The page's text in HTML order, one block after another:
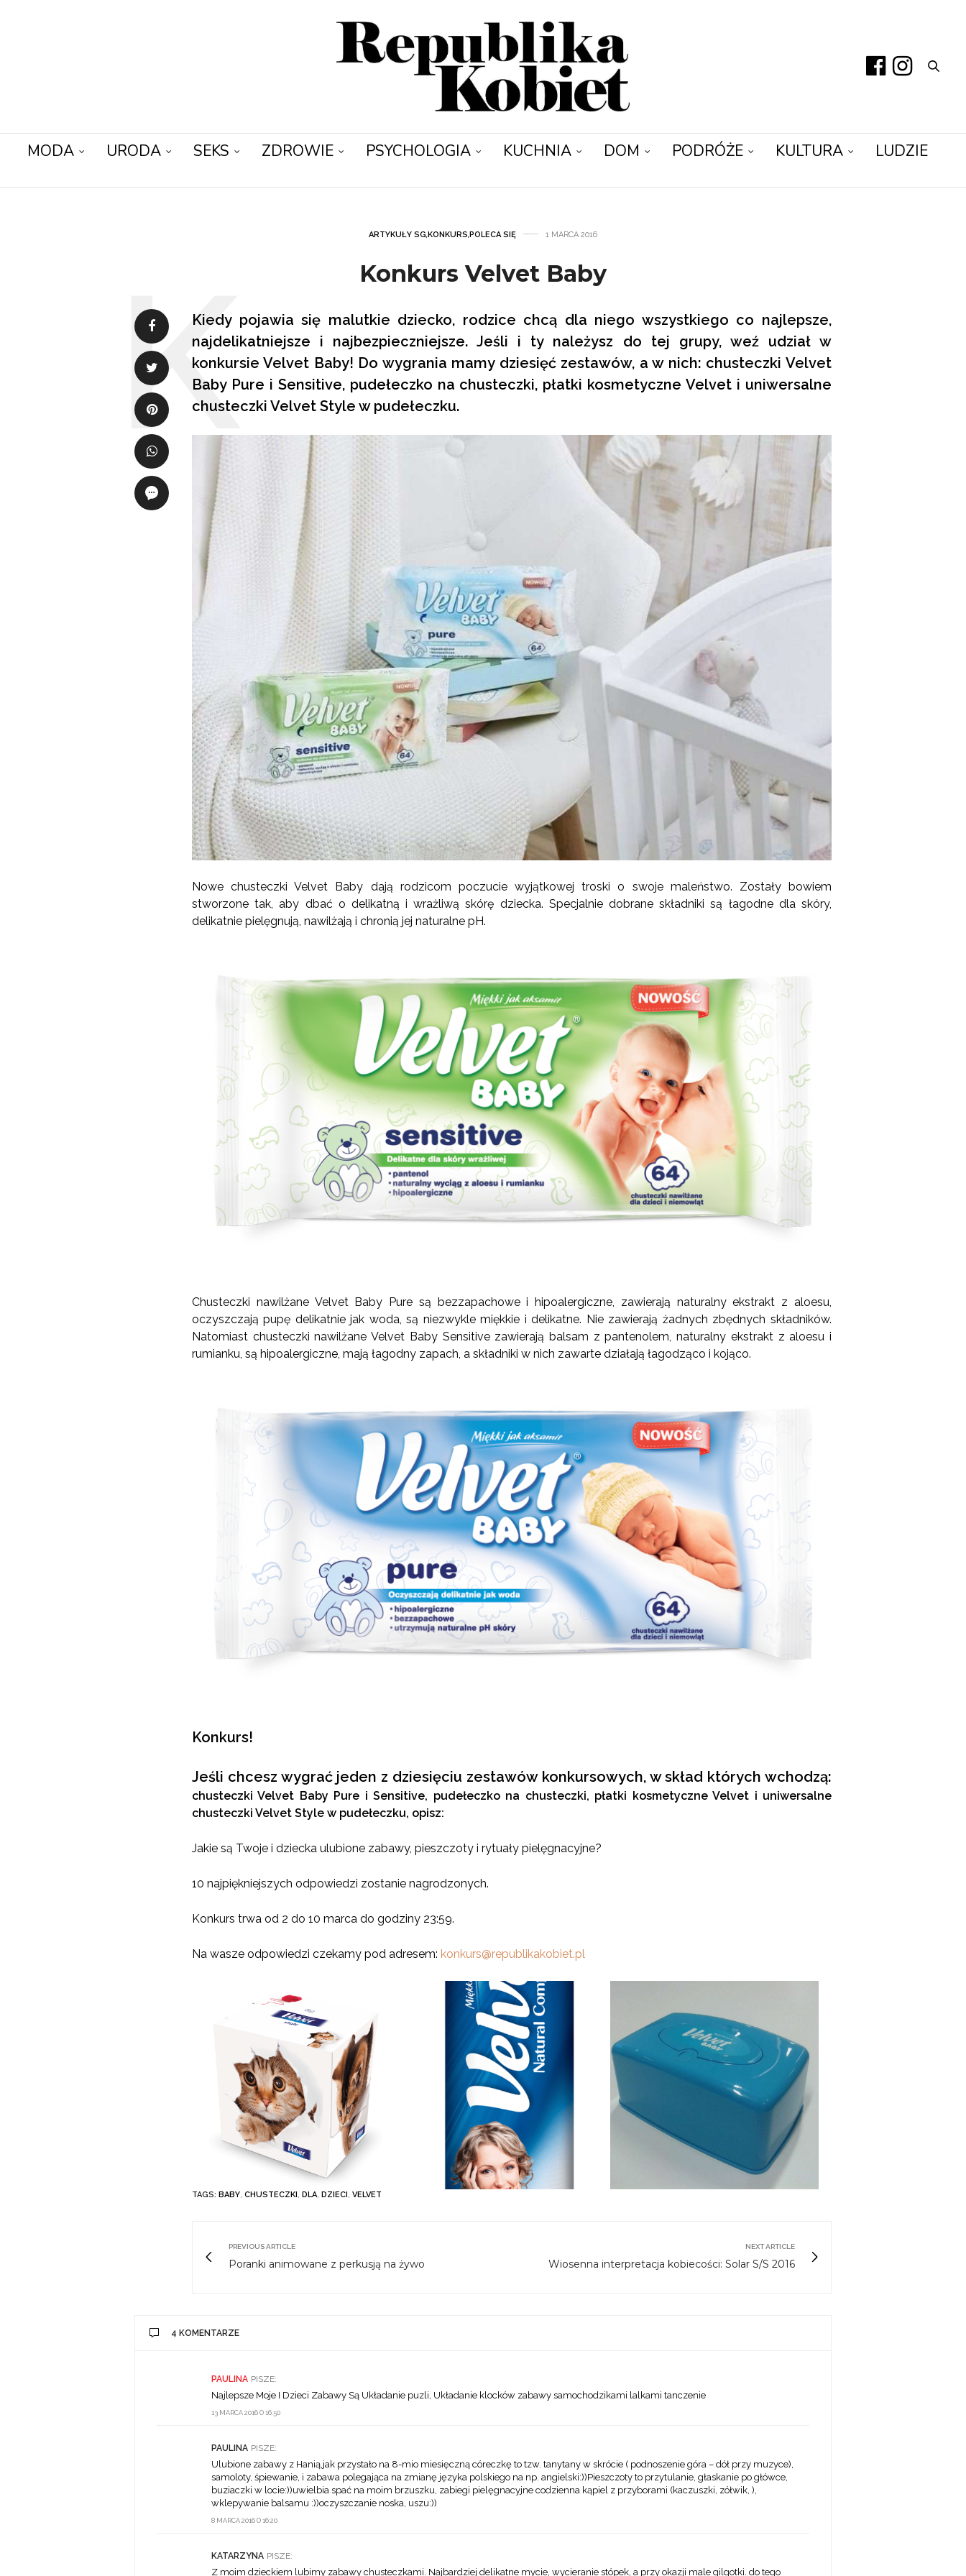
MODA URODA SEKS ZDROWIE PSYCHOLOGIA KUCHNIA DOM PODRÓŻE KULTURA LUDZIE
ARTYKUŁY SG,KONKURS,POLECA SIĘ 1 MARCA 2016
Konkurs Velvet Baby
Kiedy pojawia się malutkie dziecko, rodzice chcą dla niego wszystkiego co najlepsze,
najdelikatniejsze i najbezpieczniejsze. Jeśli i ty należysz do tej grupy, weź udział w
konkursie Velvet Baby! Do wygrania mamy dziesięć zestawów, a w nich: chusteczki Velvet
Baby Pure i Sensitive, pudełeczko na chusteczki, płatki kosmetyczne Velvet i uniwersalne
chusteczki Velvet Style w pudełeczku.
Nowe chusteczki Velvet Baby dają rodzicom poczucie wyjątkowej troski o swoje maleństwo. Zostały bowiem
stworzone tak, aby dbać o delikatną i wrażliwą skórę dziecka. Specjalnie dobrane składniki są łagodne dla skóry,
delikatnie pielęgnują, nawilżają i chronią jej naturalne pH.
Chusteczki nawilżane Velvet Baby Pure są bezzapachowe i hipoalergiczne, zawierają naturalny ekstrakt z aloesu,
oczyszczają pupę delikatnie jak woda, są niezwykle miękkie i delikatne. Nie zawierają żadnych zbędnych składników.
Natomiast chusteczki nawilżane Velvet Baby Sensitive zawierają balsam z pantenolem, naturalny ekstrakt z aloesu i
rumianku, są hipoalergiczne, mają łagodny zapach, a składniki w nich zawarte działają łagodząco i kojąco.
Konkurs!
Jeśli chcesz wygrać jeden z dziesięciu zestawów konkursowych, w skład których wchodzą:
chusteczki Velvet Baby Pure i Sensitive, pudełeczko na chusteczki, płatki kosmetyczne Velvet i uniwersalne
chusteczki Velvet Style w pudełeczku, opisz:
Jakie są Twoje i dziecka ulubione zabawy, pieszczoty i rytuały pielęgnacyjne?
10 najpiękniejszych odpowiedzi zostanie nagrodzonych.
Konkurs trwa od 2 do 10 marca do godziny 23:59.
Na wasze odpowiedzi czekamy pod adresem: konkurs@republikakobiet.pl
TAGS: BABY, CHUSTECZKI, DLA, DZIECI, VELVET
PREVIOUS ARTICLE
Poranki animowane z perkusją na żywo
NEXT ARTICLE
Wiosenna interpretacja kobiecości: Solar S/S 2016
4 KOMENTARZE
PAULINA PISZE:
13 MARCA 2016 O 16:50
Najlepsze Moje I Dzieci Zabawy Są Układanie puzli, Układanie klocków zabawy samochodzikami lalkami tanczenie
PAULINA PISZE:
8 MARCA 2016 O 16:20
Ulubione zabawy z Hanią,jak przystało na 8-mio miesięczną córeczkę to tzw. tanytany w skrócie ( podnoszenie góra – dół przy muzyce),
samoloty, śpiewanie, i zabawa polegająca na zmianę języka polskiego na np. angielski:))Pieszczoty to przytulanie, głaskanie po główce,
buziaczki w locie:))uwielbia spać na moim brzuszku, zabiegi pielęgnacyjne codzienna kąpiel z przyborami (kaczuszki, zółwik, ),
wklepywanie balsamu :))oczyszczanie noska, uszu:))
KATARZYNA PISZE:
Z moim dzieckiem lubimy zabawy chusteczkami. Najbardziej delikatne mycie, wycieranie stópek, a przy okazji male gilgotki. do tego